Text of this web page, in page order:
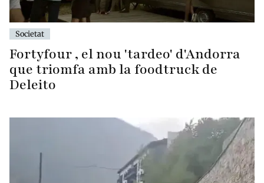
Societat
Fortyfour , el nou 'tardeo' d'Andorra
que triomfa amb la foodtruck de
Deleito